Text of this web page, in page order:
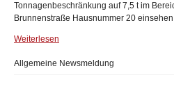
Tonnagenbeschränkung auf 7,5 t im
Brunnenstraße Hausnummer 20
Weiterlesen
Allgemeine Newsmeldung